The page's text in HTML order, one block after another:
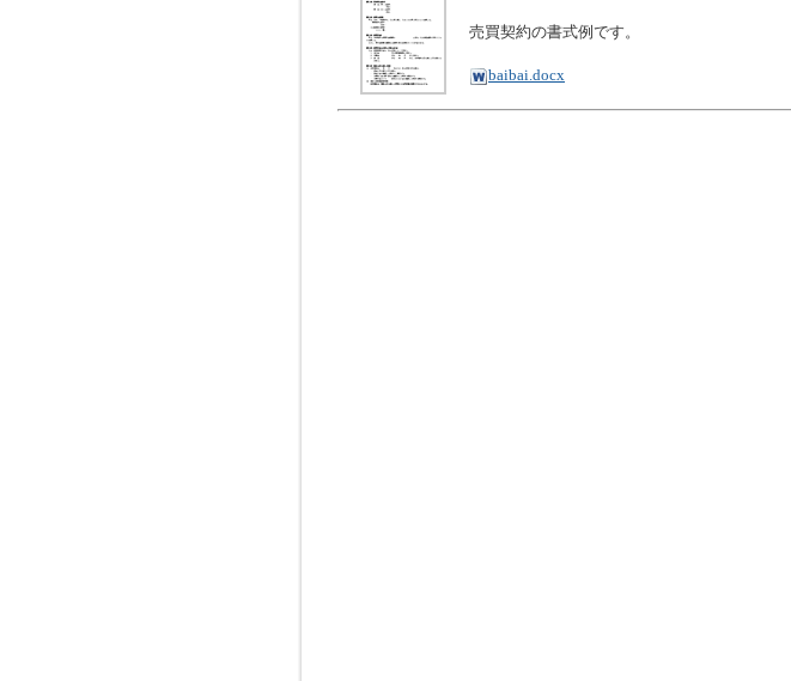
売買契約の書式例です。
baibai.docx